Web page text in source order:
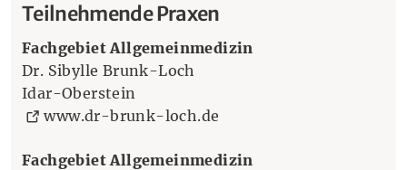
Teilnehmende Praxen
Fachgebiet Allgemeinmedizin
Dr. Sibylle Brunk-Loch
Idar-Oberstein
www.dr-brunk-loch.de
Fachgebiet Allgemeinmedizin